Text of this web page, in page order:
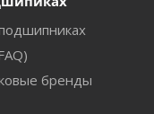
бренды